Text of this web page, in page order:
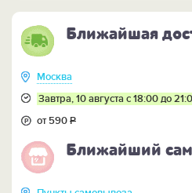
Ближайшая
Москва
Завтра, 10 августа с 18:00 до
от 590Р
Ближайший